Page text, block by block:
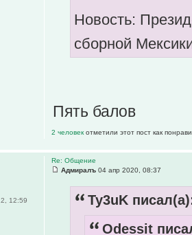
Новость:
сборной
Пять балов
2 человек отметили этот пост как
Re: Общение
Адмиралъ 04 апр 2020, 08:37
Ty3uK
Odessit
12:59